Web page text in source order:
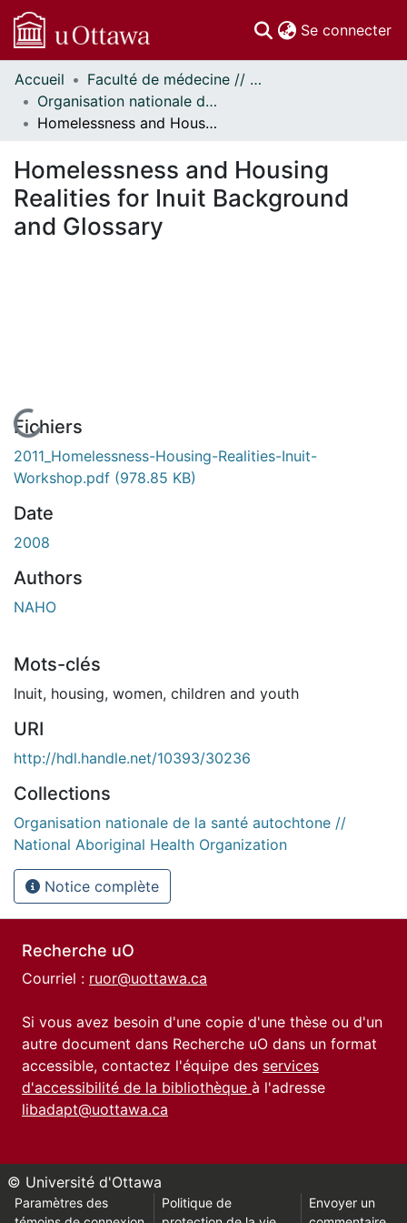
Se connecter
Communautés
et collections
Parcourir
À propos
Accueil
Faculté de médecine // Faculty of Medicine
Organisation nationale de la santé autochtone // National Aboriginal Health Organization
Homelessness and Housing Realities for Inuit Background and Glossary
Homelessness and Housing
Realities for Inuit Background
and Glossary
En cours de chargement...
Fichiers
2011_Homelessness-Housing-Realities-Inuit-
Workshop.pdf (978.85 KB)
Date
2008
Authors
NAHO
Mots-clés
Inuit, housing, women, children and youth
URI
http://hdl.handle.net/10393/30236
Collections
Organisation nationale de la santé autochtone //
National Aboriginal Health Organization
Notice complète
Recherche uO
Courriel : ruor@uottawa.ca
Si vous avez besoin d'une copie d'une thèse ou d'un
autre document dans Recherche uO dans un format
accessible, contactez l'équipe des services
d'accessibilité de la bibliothèque à l'adresse
libadapt@uottawa.ca
© Université d'Ottawa
Paramètres des
Politique de
Envoyer un